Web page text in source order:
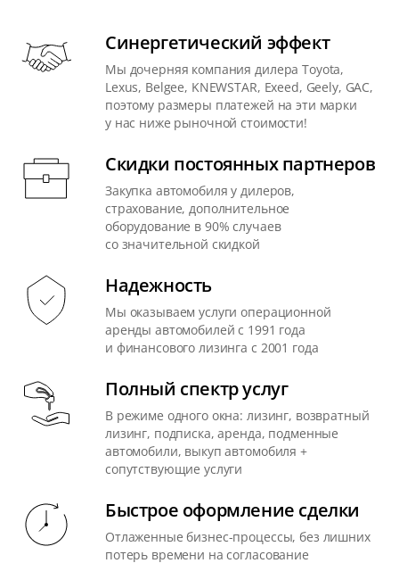
Синергетический эффект
Мы дочерняя компания дилера Toyota,
Lexus, Belgee, KNEWSTAR, Exeed, Geely, GAC,
поэтому размеры платежей на эти марки
у нас ниже рыночной стоимости!
Скидки постоянных партнеров
Закупка автомобиля у дилеров,
страхование, дополнительное
оборудование в 90% случаев
со значительной скидкой
Надежность
Мы оказываем услуги операционной
аренды автомобилей с 1991 года
и финансового лизинга с 2001 года
Полный спектр услуг
В режиме одного окна: лизинг, возвратный
лизинг, подписка, аренда, подменные
автомобили, выкуп автомобиля +
сопутствующие услуги
Быстрое оформление сделки
Отлаженные бизнес-процессы, без лишних
потерь времени на согласование